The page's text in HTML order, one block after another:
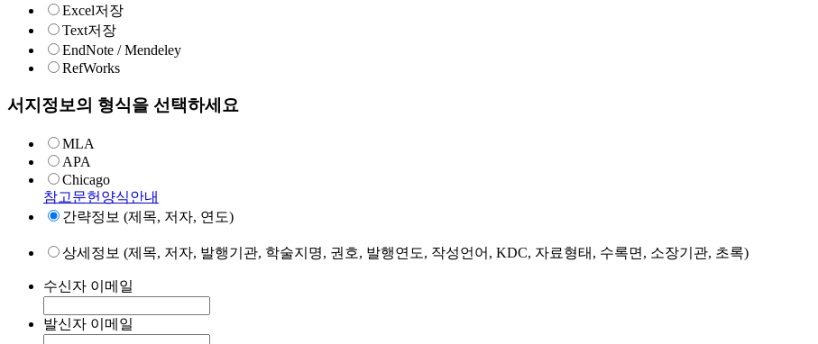
Excel저장
Text저장
EndNote / Mendeley
RefWorks
서지정보의 형식을 선택하세요
MLA
APA
Chicago
참고문헌양식안내
간략정보 (제목, 저자, 연도)
상세정보 (제목, 저자, 발행기관, 학술지명, 권호, 발행연도, 작성언어, KDC, 자료형태, 수록면, 소장기관, 초록)
수신자 이메일
발신자 이메일